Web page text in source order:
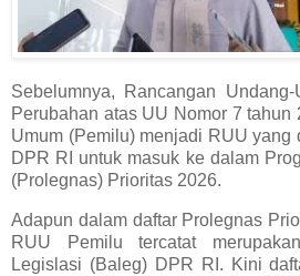
Sebelumnya, Rancangan
Perubahan atas UU Nomor 7 tahun
Umum (Pemilu) menjadi RUU yang
DPR RI untuk masuk ke dalam
(Prolegnas) Prioritas 2026.
Adapun dalam daftar Prolegnas
RUU Pemilu tercatat
Legislasi (Baleg) DPR RI. Kini